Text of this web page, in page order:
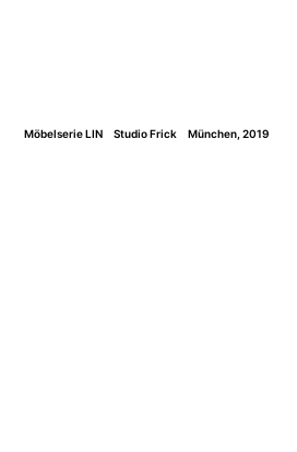
Möbelserie LIN Studio Frick München, 2019